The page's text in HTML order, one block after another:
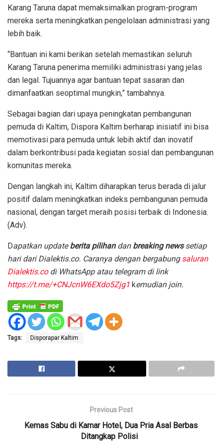
Karang Taruna dapat memaksimalkan program-program
mereka serta meningkatkan pengelolaan administrasi yang
lebih baik.
“Bantuan ini kami berikan setelah memastikan seluruh
Karang Taruna penerima memiliki administrasi yang jelas
dan legal. Tujuannya agar bantuan tepat sasaran dan
dimanfaatkan seoptimal mungkin,” tambahnya.
Sebagai bagian dari upaya peningkatan pembangunan
pemuda di Kaltim, Dispora Kaltim berharap inisiatif ini bisa
memotivasi para pemuda untuk lebih aktif dan inovatif
dalam berkontribusi pada kegiatan sosial dan pembangunan
komunitas mereka.
Dengan langkah ini, Kaltim diharapkan terus berada di jalur
positif dalam meningkatkan indeks pembangunan pemuda
nasional, dengan target meraih posisi terbaik di Indonesia.
(Adv).
Dapatkan updateberita pilihan dan breaking newssetiap
hari dari Dialektis.co. Caranya dengan bergabung saluran
Dialektis.co di WhatsApp atau telegram di link
https://t.me/+CNJcnW6EXdo5Zjg1 kemudian join.
Tags: Disporapar Kaltim
Previous Post
Kemas Sabu di Kamar Hotel, Dua Pria Asal Berbas
Ditangkap Polisi